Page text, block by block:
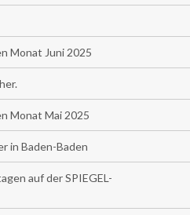
Monat Juni 2025
Monat Mai 2025
in Baden-Baden
auf der SPIEGEL-